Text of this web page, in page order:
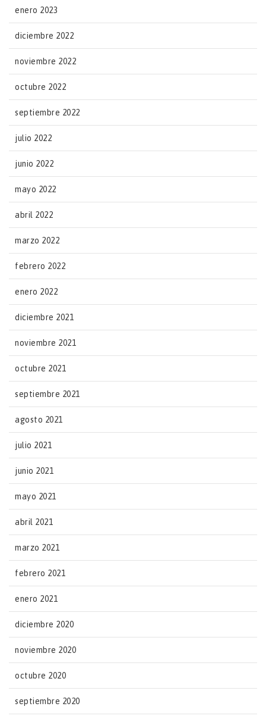
enero 2023
diciembre 2022
noviembre 2022
octubre 2022
septiembre 2022
julio 2022
junio 2022
mayo 2022
abril 2022
marzo 2022
febrero 2022
enero 2022
diciembre 2021
noviembre 2021
octubre 2021
septiembre 2021
agosto 2021
julio 2021
junio 2021
mayo 2021
abril 2021
marzo 2021
febrero 2021
enero 2021
diciembre 2020
noviembre 2020
octubre 2020
septiembre 2020